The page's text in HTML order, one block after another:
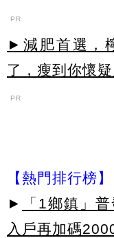
PR
►減肥首選，
了，瘦到你懷
PR
【熱門排行榜】
►
「1鄉鎮」
入戶再加碼